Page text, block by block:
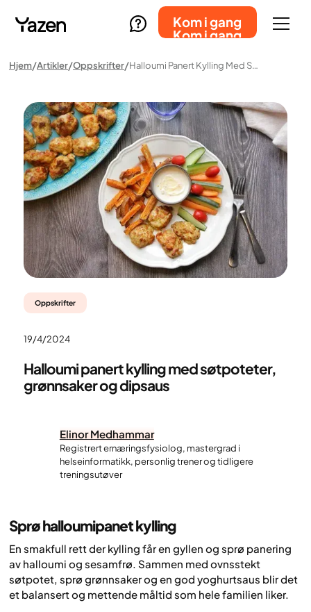
Kom i gang
Kom i gang
Hjem Artikler Oppskrifter Halloumi Panert Kylling Med Søtpoteter, Grønnsaker Og Dipsaus
Oppskrifter
19/4/2024
Halloumi panert kylling med søtpoteter,
grønnsaker og dipsaus
Elinor Medhammar
Registrert ernæringsfysiolog, mastergrad i
helseinformatikk, personlig trener og tidligere
treningsutøver
Sprø halloumipanet kylling
En smakfull rett der kylling får en gyllen og sprø panering
av halloumi og sesamfrø. Sammen med ovnsstekt
søtpotet, sprø grønnsaker og en god yoghurtsaus blir det
et balansert og mettende måltid som hele familien liker.